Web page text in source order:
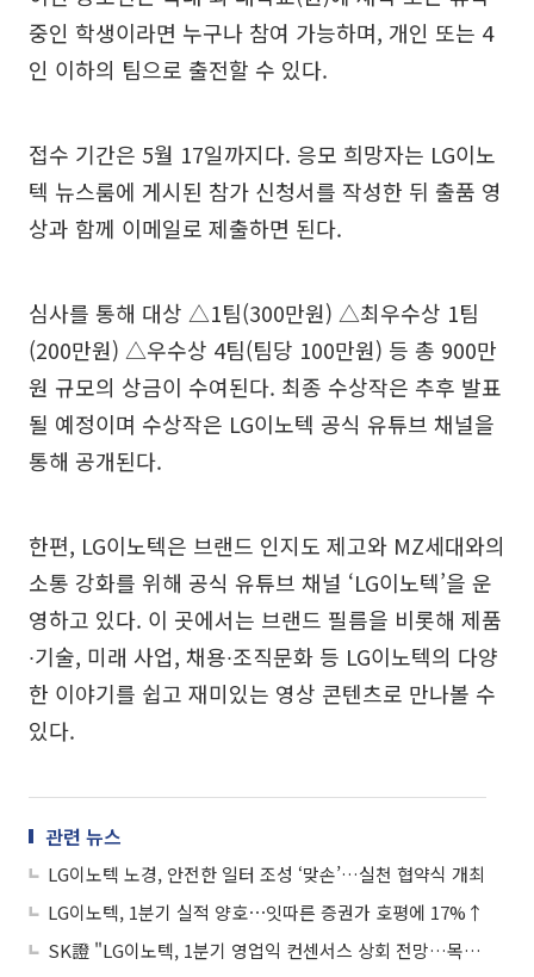
중인 학생이라면 누구나 참여 가능하며, 개인 또는 4
인 이하의 팀으로 출전할 수 있다.
접수 기간은 5월 17일까지다. 응모 희망자는 LG이노
텍 뉴스룸에 게시된 참가 신청서를 작성한 뒤 출품 영
상과 함께 이메일로 제출하면 된다.
심사를 통해 대상 △1팀(300만원) △최우수상 1팀
(200만원) △우수상 4팀(팀당 100만원) 등 총 900만
원 규모의 상금이 수여된다. 최종 수상작은 추후 발표
될 예정이며 수상작은 LG이노텍 공식 유튜브 채널을
통해 공개된다.
한편, LG이노텍은 브랜드 인지도 제고와 MZ세대와의
소통 강화를 위해 공식 유튜브 채널 ‘LG이노텍’을 운
영하고 있다. 이 곳에서는 브랜드 필름을 비롯해 제품
∙기술, 미래 사업, 채용∙조직문화 등 LG이노텍의 다양
한 이야기를 쉽고 재미있는 영상 콘텐츠로 만나볼 수
있다.
관련 뉴스
LG이노텍 노경, 안전한 일터 조성 ‘맞손’…실천 협약식 개최
LG이노텍, 1분기 실적 양호⋯잇따른 증권가 호평에 17%↑
SK證 "LG이노텍, 1분기 영업익 컨센서스 상회 전망…목표가↑"